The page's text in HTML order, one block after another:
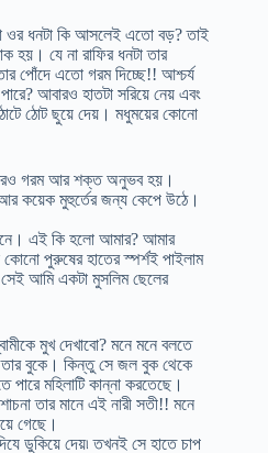
ওর ধনটা কি আসলেই এতো বড়? তাই
হয়। যে না রাফির ধনটা তার
পোঁদে এতো গরম দিচ্ছে!! আশ্চর্য
আবারও হাতটা সরিয়ে নেয় এবং
ঠোট ছুয়ে দেয়। মধুময়ের কোনো
গরম আর শক্ত অনুভব হয়।
কয়েক মুহুর্তের জন্য কেপে উঠে।
এই কি হলো আমার? আমার
কোনো পুরুষের হাতের স্পর্শই পাইলাম
আমি একটা মুসলিম ছেলের
মুখ দেখাবো? মনে মনে বলতে
বুকে। কিন্তু সে জল বুক থেকে
পারে মহিলাটি কান্না করতেছে।
তার মানে এই নারী সতী!! মনে
গেছে।
ডুকিয়ে দেয়৷ তখনই সে হাতে চাপ